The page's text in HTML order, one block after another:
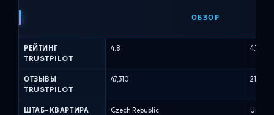
против
Capital
проп-
фирм
(Июль
максимальные дневные убытки в 5%
и максимальными убытками в 10%, а
ОБЗОР
РЕЙТИНГ
TRUSTPILOT
4.8 4.7
ОТЗЫВЫ
TRUSTPILOT
47,310 21,161
ШТАБ-КВАРТИРА Czech Republic United